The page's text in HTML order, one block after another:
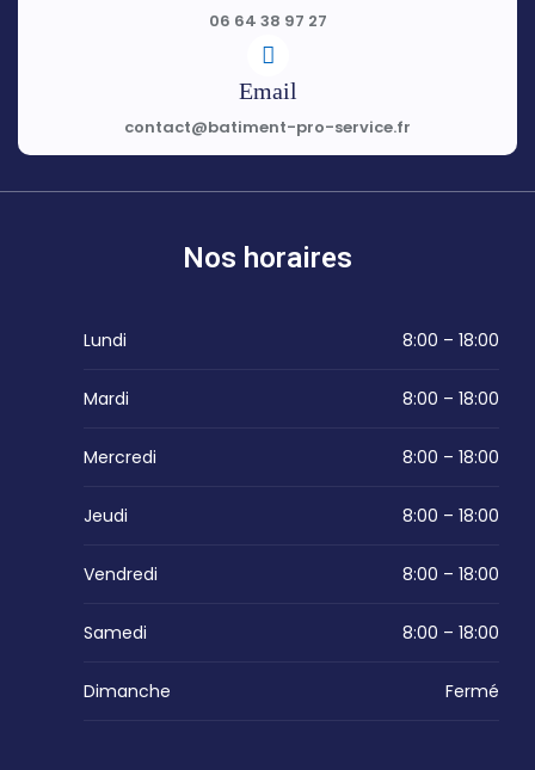
06 64 38 97 27
Email
contact@batiment-pro-service.fr
Nos horaires
Lundi 8:00 – 18:00
Mardi 8:00 – 18:00
Mercredi 8:00 – 18:00
Jeudi 8:00 – 18:00
Vendredi 8:00 – 18:00
Samedi 8:00 – 18:00
Dimanche Fermé